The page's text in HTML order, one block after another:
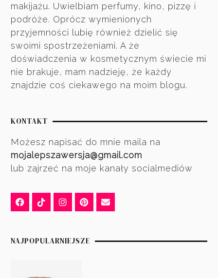
makijażu. Uwielbiam perfumy, kino, pizzę i
podróże. Oprócz wymienionych
przyjemności lubię również dzielić się
swoimi spostrzeżeniami. A że
doświadczenia w kosmetycznym świecie mi
nie brakuje, mam nadzieję, że każdy
znajdzie coś ciekawego na moim blogu.
KONTAKT
Możesz napisać do mnie maila na
mojalepszawersja@gmail.com
lub zajrzeć na moje kanały socialmediów
NAJPOPULARNIEJSZE